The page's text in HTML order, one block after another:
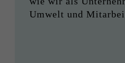
Umwelt und